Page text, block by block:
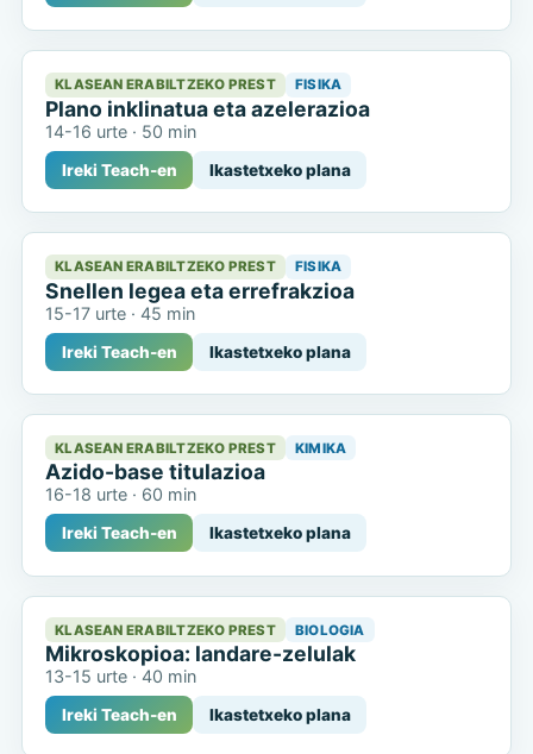
KLASEAN ERABILTZEKO PREST FISIKA
Plano inklinatua eta azelerazioa
14-16 urte · 50 min
Ireki Teach-en Ikastetxeko plana
KLASEAN ERABILTZEKO PREST FISIKA
Snellen legea eta errefrakzioa
15-17 urte ·45 min
Ireki Teach-en Ikastetxeko plana
KLASEAN ERABILTZEKO PREST KIMIKA
Azido-base titulazioa
16-18 urte · 60 min
Ireki Teach-en Ikastetxeko plana
KLASEAN ERABILTZEKO PREST BIOLOGIA
Mikroskopioa: landare-zelulak
13-15 urte ·40 min
Ireki Teach-en Ikastetxeko plana